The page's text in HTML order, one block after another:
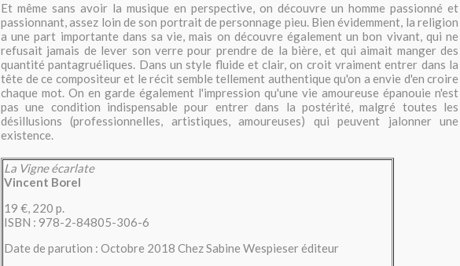
Et même sans avoir la musique en perspective, on découvre un homme passionné et
passionnant, assez loin de son portrait de personnage pieu. Bien évidemment, la religion
a une part importante dans sa vie, mais on découvre également un bon vivant, qui ne
refusait jamais de lever son verre pour prendre de la bière, et qui aimait manger des
quantité pantagruéliques. Dans un style fluide et clair, on croit vraiment entrer dans la
tête de ce compositeur et le récit semble tellement authentique qu'on a envie d'en croire
chaque mot. On en garde également l'impression qu'une vie amoureuse épanouie n'est
pas une condition indispensable pour entrer dans la postérité, malgré toutes les
désillusions (professionnelles, artistiques, amoureuses) qui peuvent jalonner une
existence.
La Vigne écarlate
Vincent Borel
19 €, 220 p.
ISBN : 978-2-84805-306-6
Date de parution : Octobre 2018 Chez Sabine Wespieser éditeur